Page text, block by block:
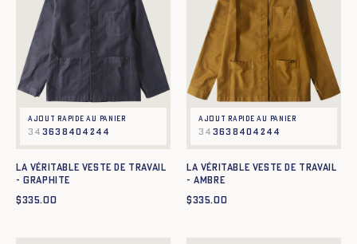
Ajout rapide au panier
34 3638 40 42 44
La Véritable Veste de Travail
- GRAPHITE
$335.00
Ajout rapide au panier
34 3638 40 42 44
La Véritable Veste de Travail
- AMBRE
$335.00